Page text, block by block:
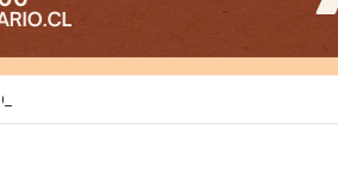
CGE y FRONTEL avanzan en reposicion de